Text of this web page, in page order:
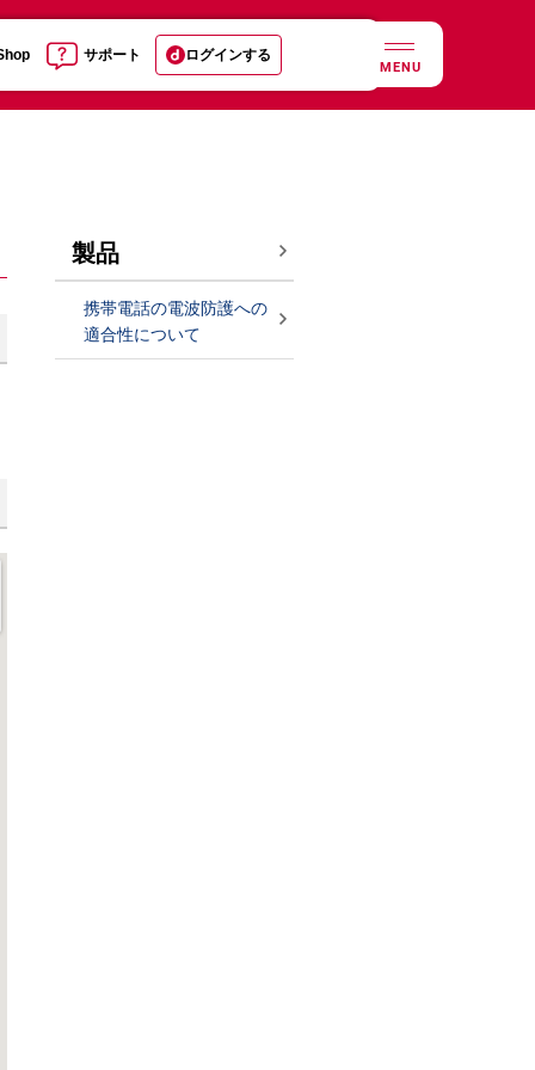
サポート ログインする
MENU
製品
携帯電話の電波防護への
適合性について